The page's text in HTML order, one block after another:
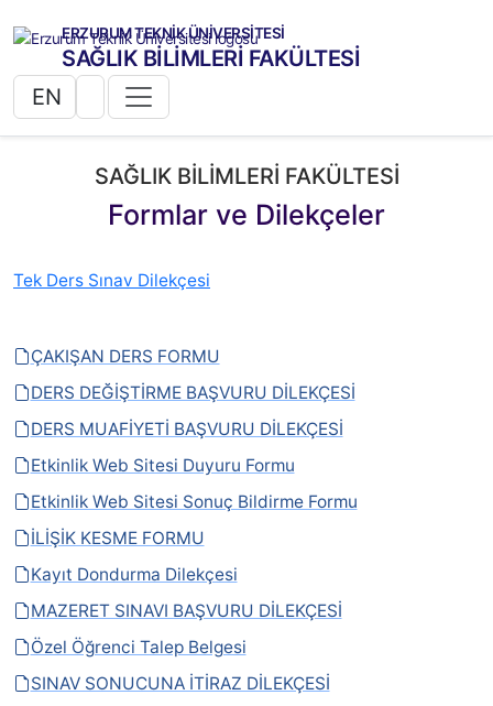
ERZURUM TEKNİK ÜNİVERSİTESİ
SAĞLIK BİLİMLERİ FAKÜLTESİ
EN
SAĞLIK BİLİMLERİ FAKÜLTESİ
Formlar ve Dilekçeler
Tek Ders Sınav Dilekçesi
ÇAKIŞAN DERS FORMU
DERS DEĞİŞTİRME BAŞVURU DİLEKÇESİ
DERS MUAFİYETİ BAŞVURU DİLEKÇESİ
Etkinlik Web Sitesi Duyuru Formu
Etkinlik Web Sitesi Sonuç Bildirme Formu
İLİŞİK KESME FORMU
Kayıt Dondurma Dilekçesi
MAZERET SINAVI BAŞVURU DİLEKÇESİ
Özel Öğrenci Talep Belgesi
SINAV SONUCUNA İTİRAZ DİLEKÇESİ